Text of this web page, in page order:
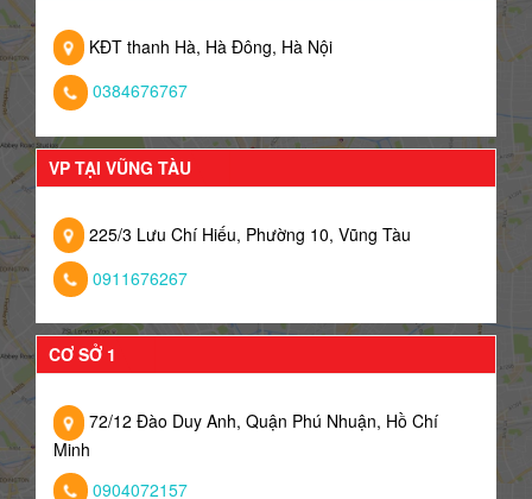
KĐT thanh Hà, Hà Đông, Hà Nội
0384676767
VP TẠI VŨNG TÀU
225/3 Lưu Chí Hiếu, Phường 10, Vũng Tàu
0911676267
CƠ SỞ 1
72/12 Đào Duy Anh, Quận Phú Nhuận, Hồ Chí
Minh
0904072157